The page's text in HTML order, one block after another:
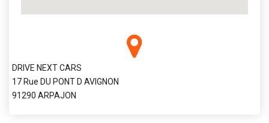
DRIVE NEXT CARS
17 Rue DU PONT D AVIGNON
91290 ARPAJON